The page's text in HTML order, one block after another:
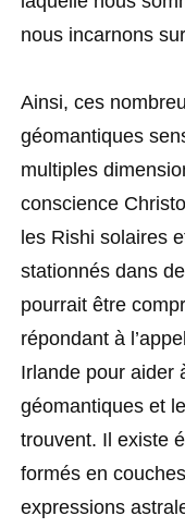
nous incarnons
Ainsi, ces
géomantiques
multiples
conscience
les Rishi solaires
stationnés dans
pourrait être
répondant à
Irlande pour aider
géomantiques et
trouvent. Il existe
formés en
expressions